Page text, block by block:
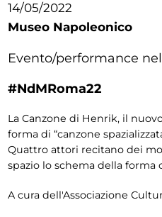
14/05/2022
Museo Napoleonico
Evento/performance
#NdMRoma22
La Canzone di Henrik, il
forma di “canzone
Quattro attori recitano dei
spazio lo schema della
A cura dell'Associazione